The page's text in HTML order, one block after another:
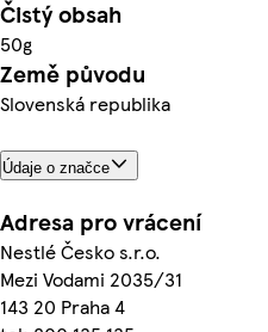
Čistý obsah
50g
Země původu
Slovenská republika
Údaje o značce
Adresa pro vrácení
Nestlé Česko s.r.o.
Mezi Vodami 2035/31
143 20 Praha 4